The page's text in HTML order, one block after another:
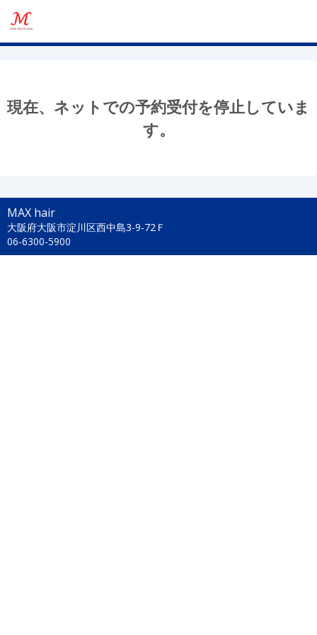
現在、ネットでの予約受付を停止していま
す。
MAX hair
大阪府大阪市淀川区西中島3-9-72Ｆ
06-6300-5900